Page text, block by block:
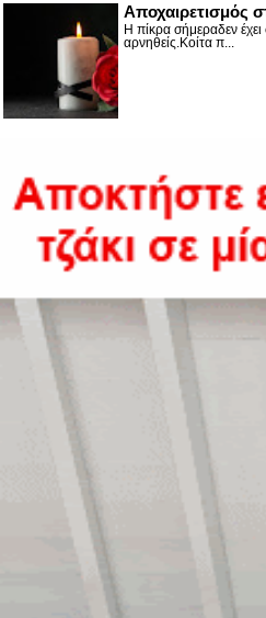
Αποχαιρετισμός
Η πίκρα σήμεραδεν
αρνηθείς.Κοίτα π...